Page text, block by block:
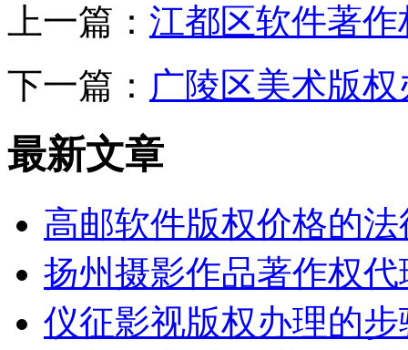
上一篇： 江都区软件著
下一篇： 广陵区美术版
最新文章
高邮软件版权价格的
扬州摄影作品著作权
仪征影视版权办理的